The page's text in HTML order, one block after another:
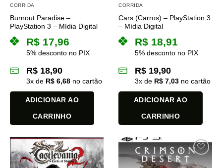
do
produto
do
CORRIDA
Burnout Paradise –
PlayStation 3 – Mídia Digital
R$ 17,96
5% desconto no PIX
R$ 18,90
3x de R$ 6,68 no cartão
ADICIONAR AO
CARRINHO
CORRIDA
Cars (Carros) – PlayStation 3
– Mídia Digital
R$ 18,91
5% desconto no PIX
R$ 19,90
3x de R$ 7,03 no cartão
ADICIONAR AO
CARRINHO